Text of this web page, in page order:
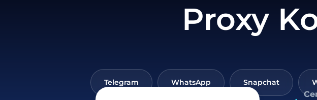
Proxy
Telegram WhatsApp Snapchat